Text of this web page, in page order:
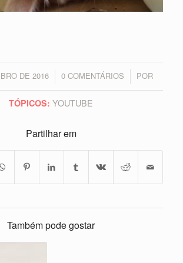
DE 2016
/ 0 COMENTÁRIOS
/ POR
TÓPICOS: YOUTUBE
Partilhar em
Também pode gostar